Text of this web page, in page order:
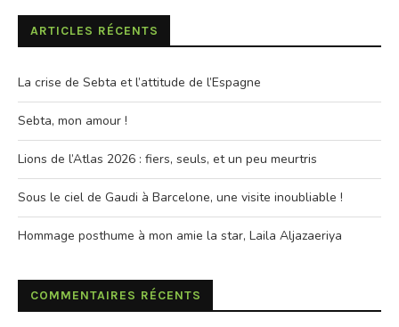
ARTICLES RÉCENTS
La crise de Sebta et l’attitude de l’Espagne
Sebta, mon amour !
Lions de l’Atlas 2026 : fiers, seuls, et un peu meurtris
Sous le ciel de Gaudi à Barcelone, une visite inoubliable !
Hommage posthume à mon amie la star, Laila Aljazaeriya
COMMENTAIRES RÉCENTS